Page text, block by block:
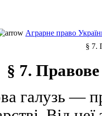
Аграрне право
§ 7.
§ 7.
галузь —